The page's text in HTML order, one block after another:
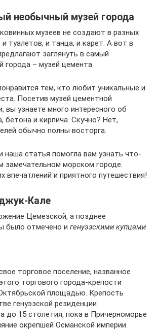
необычный музей города
музеев не создают в разных
и туалетов, и танца, и карет. А вот в
заглянуть в самый
города – музей цемента.
тем, кто любит уникальные и
Посетив музей цементной
вы узнаете много интересного об
бетона и кирпича. Скучно? Нет,
обычно полны восторга.
наша статья помогла вам узнать что-
замечательном морском городе.
впечатлений и приятного путешествия!
Кале
Цемезской, а позднее
было отмечено и генуэзскими купцами
торговое поселение, названное
торгового города-крепости
площадью. Крепость
генуэзской резиденции
до 15 столетия, пока в Причерноморье
окрепшей Османской империи.